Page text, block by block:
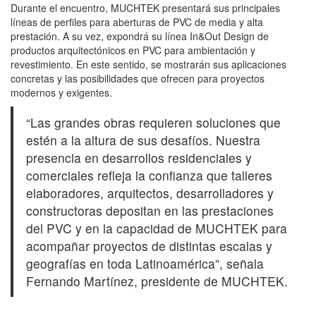
Durante el encuentro, MUCHTEK presentará sus principales
líneas de perfiles para aberturas de PVC de media y alta
prestación. A su vez, expondrá su línea In&Out Design de
productos arquitectónicos en PVC para ambientación y
revestimiento. En este sentido, se mostrarán sus aplicaciones
concretas y las posibilidades que ofrecen para proyectos
modernos y exigentes.
“Las grandes obras requieren soluciones que
estén a la altura de sus desafíos. Nuestra
presencia en desarrollos residenciales y
comerciales refleja la confianza que talleres
elaboradores, arquitectos, desarrolladores y
constructoras depositan en las prestaciones
del PVC y en la capacidad de MUCHTEK para
acompañar proyectos de distintas escalas y
geografías en toda Latinoamérica”, señala
Fernando Martínez, presidente de MUCHTEK.